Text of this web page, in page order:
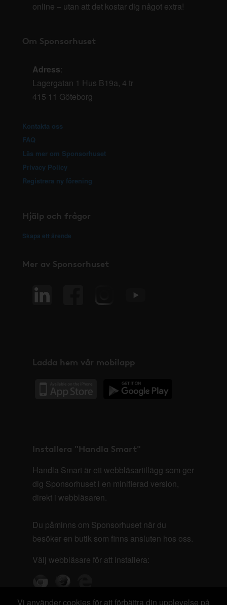
online – utan att det kostar dig något extra!
Om Sponsorhuset
Adress:
Lagergatan 1 Hus B19a, 4 tr
415 11 Göteborg
Kontakta oss
FAQ
Läs mer om Sponsorhuset
Privacy Policy
Registrera ny förening
Hjälp och frågor
Skapa ett ärende
Mer av Sponsorhuset
Ladda hem vår mobilapp
Installera "Handla Smart"
Handla Smart är ett webbläsartillägg som ger
dig Sponsorhuset i en minifierad version,
direkt i webbläsaren.
Du påminns om Sponsorhuset när du
besöker en butik som finns ansluten hos oss.
Välj webbläsare för att installera:
Vi använder cookies för att förbättra din upplevelse på